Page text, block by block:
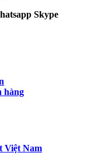
Skype
hàng
Việt Nam